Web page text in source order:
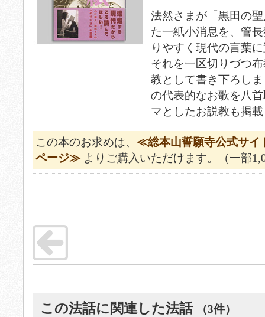
法然さまが「黒田の
た一紙小消息を、管
りやすく現代の言葉
それを一区切りづつ
教として書き下ろし
の代表的なお歌を八
マとしたお説教も掲
この本のお求めは、 ≪総本山誓願寺公式サイ
ページ≫ よりご購入いただけます。（一部
この法話に関連した法話
（3件）